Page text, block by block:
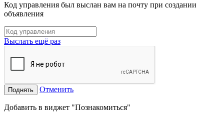
Код управления был выслан вам на почту при создании
объявления
Выслать ещё раз
Поднять Отменить
Добавить в виджет "Познакомиться"